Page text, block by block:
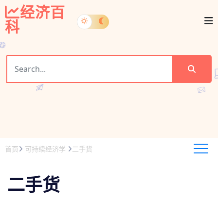
经济百
科
首页 可持续经济学 二手货
二手货